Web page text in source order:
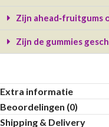
Zijn ahead‑fruitgums
Zijn de gummies
Extra informatie
Beoordelingen (0)
Shipping & Delivery